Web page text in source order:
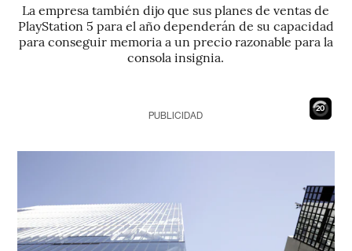
La empresa también dijo que sus planes de ventas de
PlayStation 5 para el año dependerán de su capacidad
para conseguir memoria a un precio razonable para la
consola insignia.
19
PUBLICIDAD